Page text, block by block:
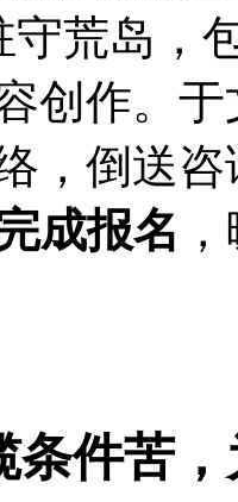
守荒岛，
创作。
，倒送
成报名
条件苦